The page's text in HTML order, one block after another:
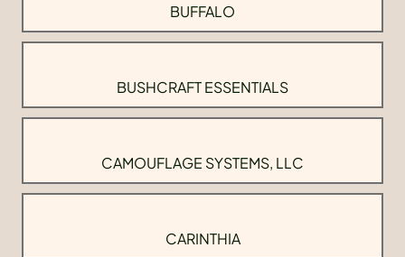
BUFFALO
BUSHCRAFT ESSENTIALS
CAMOUFLAGE SYSTEMS, LLC
CARINTHIA